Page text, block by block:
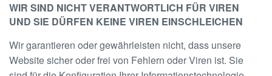
WIR SIND NICHT VERANTWORTLICH FÜR VIREN
UND SIE DÜRFEN KEINE VIREN EINSCHLEICHEN
Wir garantieren oder gewährleisten nicht, dass unsere
Website sicher oder frei von Fehlern oder Viren ist. Sie